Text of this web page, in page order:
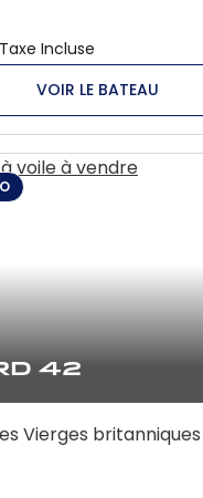
Taxe Incluse
VOIR LE BATEAU
42
Vierges britanniques